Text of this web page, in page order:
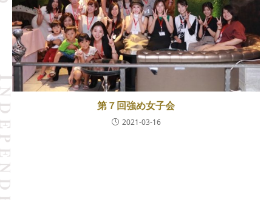
第７回強め女子会
2021-03-16